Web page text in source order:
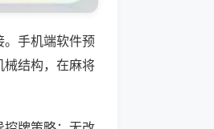
。手机端软件预
械结构，在麻将